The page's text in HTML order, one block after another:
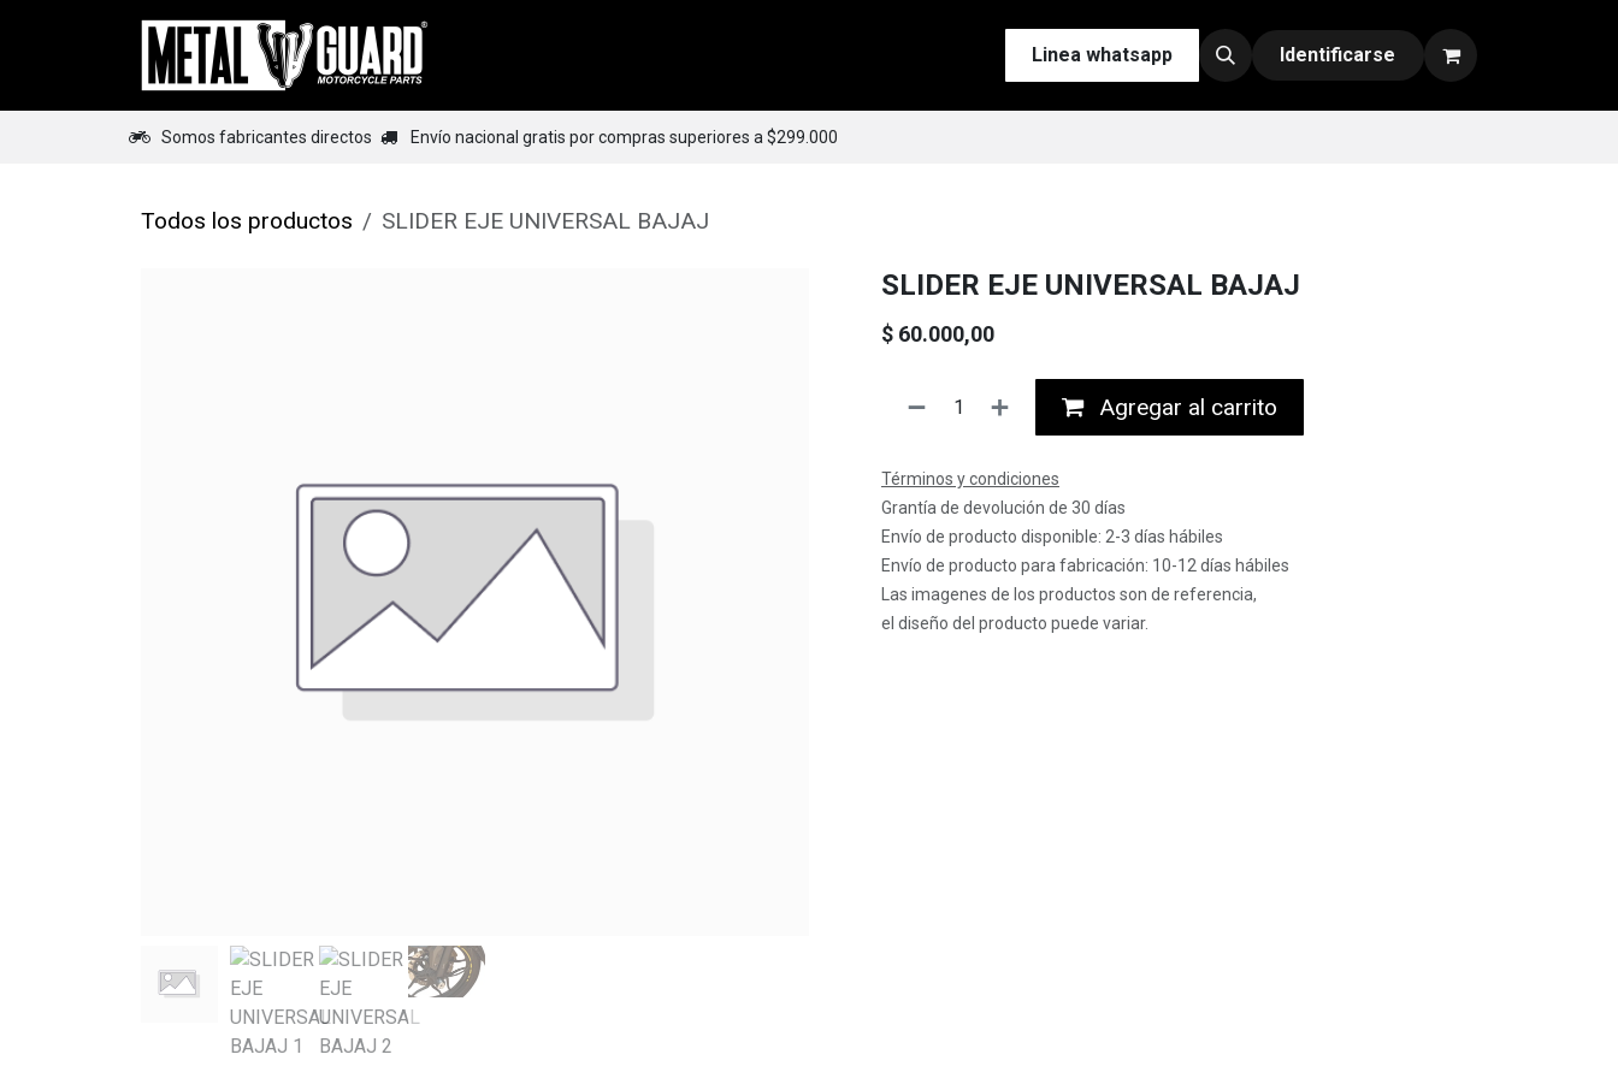
Ir al contenido
Esenciales Contáctenos Nuestras Redes y Canales de Venta
Linea whatsapp Identificarse
Somos fabricantes directos Envío nacional gratis por compras superiores a $299.000
Todos los productos SLIDER EJE UNIVERSAL BAJAJ
SLIDER EJE UNIVERSAL BAJAJ
$ 60.000,00
Agregar al carrito
Términos y condiciones
Grantía de devolución de 30 días
Envío de producto disponible: 2-3 días hábiles
Envío de producto para fabricación: 10-12 días hábiles
Las imagenes de los productos son de referencia,
el diseño del producto puede variar.